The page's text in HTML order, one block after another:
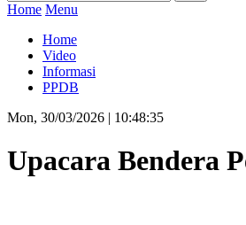
Home Menu
Home
Video
Informasi
PPDB
Mon, 30/03/2026 | 10:48:35
Upacara Bendera